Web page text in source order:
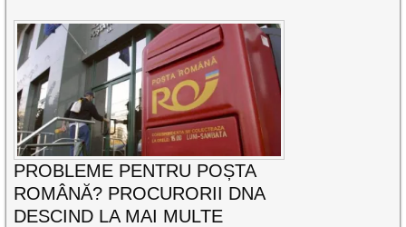
PROBLEME PENTRU POȘTA
ROMÂNĂ? PROCURORII DNA
DESCIND LA MAI MULTE